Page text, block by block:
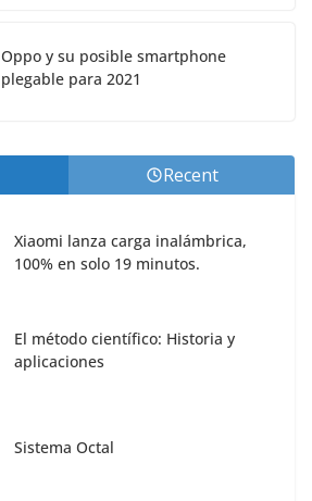
Oppo y su posible smartphone
plegable para 2021
Recent
Xiaomi lanza carga inalámbrica,
100% en solo 19 minutos.
El método científico: Historia y
aplicaciones
Sistema Octal